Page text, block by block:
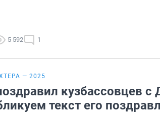
5 592 1
— 2025
кузбассовцев с
текст его